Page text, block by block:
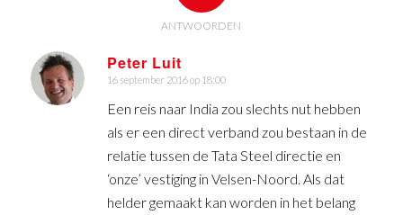
ANTWOORDEN
Peter Luit
zegt:
16 september 2016 op 18:00
Een reis naar India zou slechts nut hebben
als er een direct verband zou bestaan in de
relatie tussen de Tata Steel directie en
‘onze’ vestiging in Velsen-Noord. Als dat
helder gemaakt kan worden in het belang